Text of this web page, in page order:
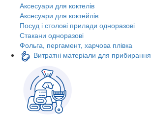
Аксесуари для коктелів
Аксесуари для коктейлів
Посуд і столові прилади одноразові
Стакани одноразові
Фольга, пергамент, харчова плівка
Витратні матеріали для прибирання